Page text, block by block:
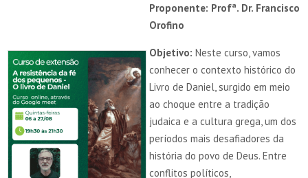
Proponente: Profª. Dr. Francisco
Orofino
Objetivo: Neste curso, vamos
conhecer o contexto histórico do
Livro de Daniel, surgido em meio
ao choque entre a tradição
judaica e a cultura grega, um dos
períodos mais desafiadores da
história do povo de Deus. Entre
conflitos políticos,